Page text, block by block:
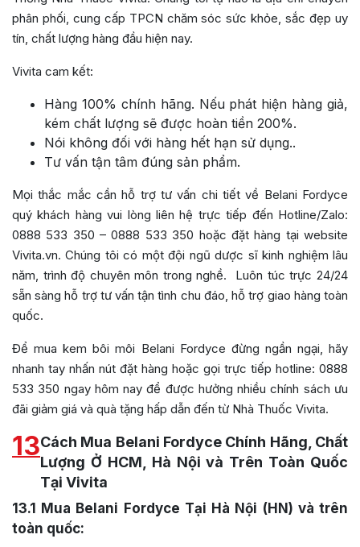
phân phối, cung cấp TPCN chăm sóc sức khỏe, sắc đẹp uy
tín, chất lượng hàng đầu hiện nay.
Vivita cam kết:
Hàng 100% chính hãng. Nếu phát hiện hàng giả,
kém chất lượng sẽ được hoàn tiền 200%.
Nói không đối với hàng hết hạn sử dụng..
Tư vấn tận tâm đúng sản phẩm.
Mọi thắc mắc cần hỗ trợ tư vấn chi tiết về Belani Fordyce
quý khách hàng vui lòng liên hệ trực tiếp đến Hotline/Zalo:
0888 533 350 – 0888 533 350 hoặc đặt hàng tại website
Vivita.vn. Chúng tôi có một đội ngũ dược sĩ kinh nghiệm lâu
năm, trình độ chuyên môn trong nghề. Luôn túc trực 24/24
sẵn sàng hỗ trợ tư vấn tận tình chu đáo, hỗ trợ giao hàng toàn
quốc.
Để mua kem bôi môi Belani Fordyce đừng ngần ngại, hãy
nhanh tay nhấn nút đặt hàng hoặc gọi trực tiếp hotline: 0888
533 350 ngay hôm nay để được hưởng nhiều chính sách ưu
đãi giảm giá và quà tặng hấp dẫn đến từ Nhà Thuốc Vivita.
13Cách Mua Belani Fordyce Chính Hãng, Chất
Lượng Ở HCM, Hà Nội và Trên Toàn Quốc
Tại Vivita
13.1
Mua Belani Fordyce Tại Hà Nội (HN) và trên
toàn quốc: